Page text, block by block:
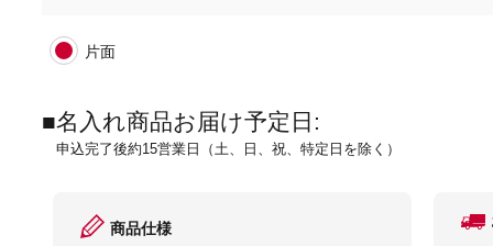
片面
■名入れ商品お届け予定日:
申込完了後約15営業日（土、日、祝、特定日を除く）
商品仕様